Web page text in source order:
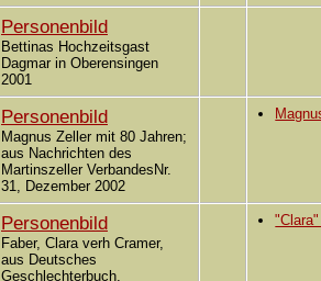
Personenbild
Bettinas Hochzeitsgast
Dagmar in Oberensingen
2001
Personenbild
Magnus Zeller mit 80 Jahren;
aus Nachrichten des
Martinszeller VerbandesNr.
31, Dezember 2002
Personenbild
Faber, Clara verh Cramer,
aus Deutsches
Geschlechterbuch,